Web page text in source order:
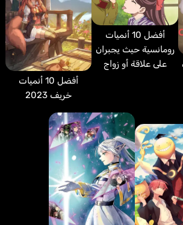
أفضل 10 أنميات
رومانسية حيث يجبران
على علاقة أو زواج
أفضل 10 أنميات
خريف 2023